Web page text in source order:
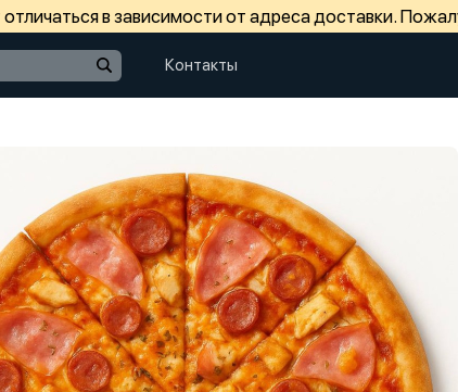
в зависимости от адреса доставки.
Контакты